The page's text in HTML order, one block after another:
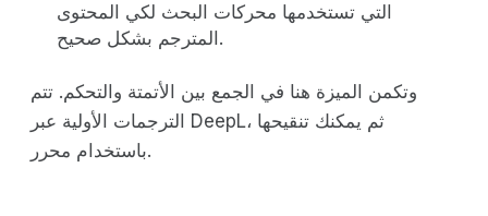
التي تستخدمها محركات البحث لكي المحتوى
المترجم بشكل صحيح.
وتكمن الميزة هنا في الجمع بين الأتمتة والتحكم. تتم
الترجمات الأولية عبر DeepL، ثم يمكنك تنقيحها
باستخدام محرر.